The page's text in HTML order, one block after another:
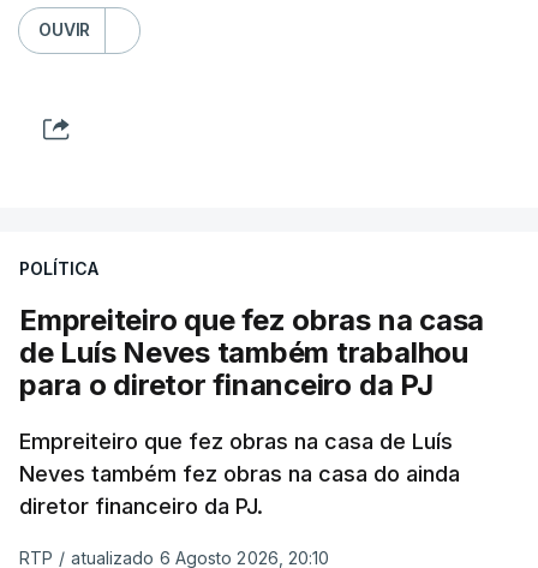
OUVIR
POLÍTICA
Empreiteiro que fez obras na casa
de Luís Neves também trabalhou
para o diretor financeiro da PJ
Empreiteiro que fez obras na casa de Luís
Neves também fez obras na casa do ainda
diretor financeiro da PJ.
RTP / atualizado 6 Agosto 2026, 20:10